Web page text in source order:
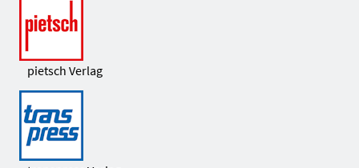
pietsch Verlag